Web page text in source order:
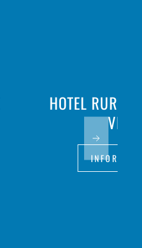
HOTEL RURAL
VELL